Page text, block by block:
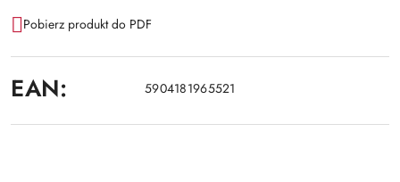
Pobierz produkt do PDF
EAN: 5904181965521